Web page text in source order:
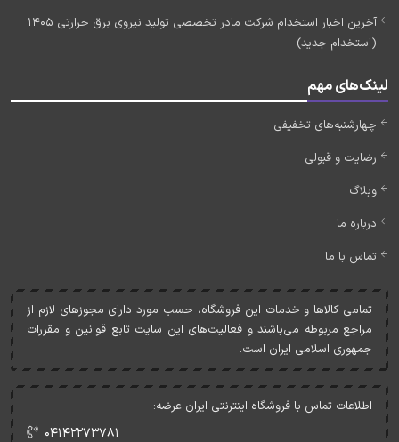
آخرین اخبار استخدام شرکت مادر تخصصی تولید نیروی برق حرارتی 1405
(استخدام جدید)
لینک‌های مهم
چهارشنبه‌های تخفیفی
رضایت و قبولی
وبلاگ
درباره ما
تماس با ما
تمامی کالاها و خدمات اين فروشگاه، حسب مورد دارای مجوزهای لازم از
مراجع مربوطه می‌باشند و فعاليت‌های اين سايت تابع قوانين و مقررات
جمهوری اسلامی ايران است.
اطلاعات تماس با فروشگاه اینترنتی ایران عرضه:
۰۴۱۴۲۲۷۳۷۸۱